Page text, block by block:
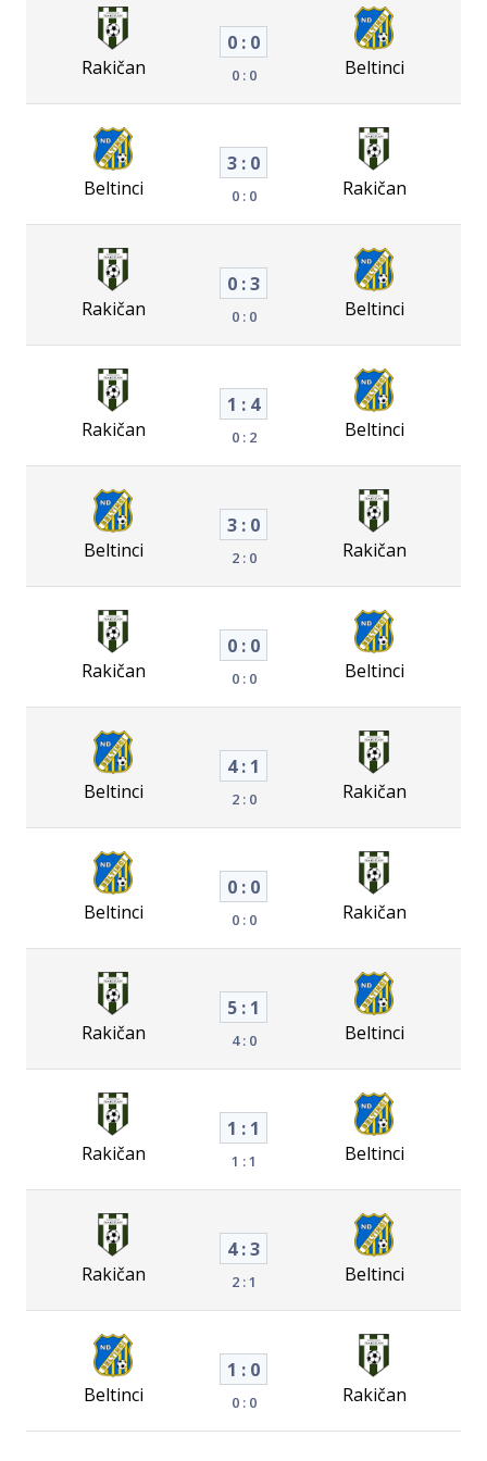
Rakičan
0 : 0
0 : 0 Beltinci
Beltinci
3 : 0
0 : 0 Rakičan
Rakičan
0 : 3
0 : 0 Beltinci
Rakičan
1 : 4
0 : 2 Beltinci
Beltinci
3 : 0
2 : 0 Rakičan
Rakičan
0 : 0
0 : 0 Beltinci
Beltinci
4 : 1
2 : 0 Rakičan
Beltinci
0 : 0
0 : 0 Rakičan
Rakičan
5 : 1
4 : 0 Beltinci
Rakičan
1 : 1
1 : 1 Beltinci
Rakičan
4 : 3
2 : 1 Beltinci
Beltinci
1 : 0
0 : 0 Rakičan